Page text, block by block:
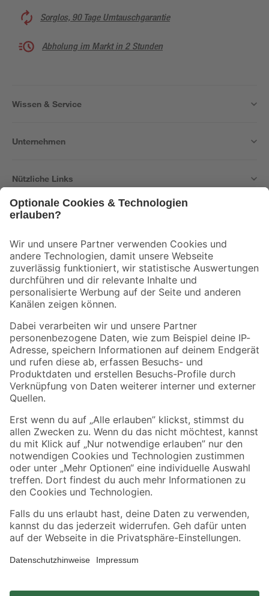
Sorglos, 90 Tage Umtauschgarantie
Abholung im Markt in 2 Stunden
Wissen & Service
Unternehmen
Nützliche Links
Der toom Newsletter: Keine Angebote und Aktionen mehr verpassen!
Zur Newsletter Anmeldung
Folge uns
Zahlungsarten Versandarten
Sicher einkaufen
Jetzt die toom-App herunterladen
Alle Preisangaben in EUR inkl. gesetzl. MwSt.. Die dargestellten Angebote sind unter
Umständen nicht in allen Märkten verfügbar. Die angegebenen Verfügbarkeiten beziehen
Produkte nur solange der Vorrat reicht.
*Paketversand ab 59 € versandkostenfrei, gilt nicht für Artikel mit Speditionsversand, hier